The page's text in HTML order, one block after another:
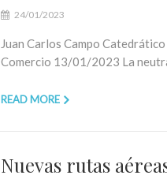
24/01/2023
Juan Carlos Campo
Comercio 13/01/2023 La
READ MORE
Nuevas rutas